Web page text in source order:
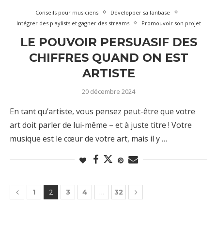
Conseils pour musiciens
Développer sa fanbase
Intégrer des playlists et gagner des streams
Promouvoir son projet
LE POUVOIR PERSUASIF DES
CHIFFRES QUAND ON EST
ARTISTE
20 décembre 2024
En tant qu’artiste, vous pensez peut-être que votre
art doit parler de lui-même – et à juste titre ! Votre
musique est le cœur de votre art, mais il y …
1 2 3 4 … 32